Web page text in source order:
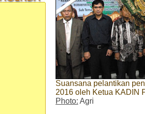
Suansana pelantikan
2016 oleh Ketua KADIN
Photo: Agri